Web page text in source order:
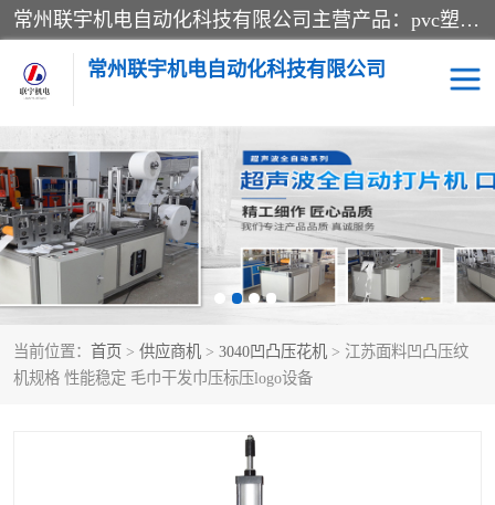
常州联宇机电自动化科技有限公司主营产品：pvc塑料焊机、高频热合机、软膜天花压边机、服装布料凹凸压花机、布料3d压印设备、服装植胶设备、超声波布料花边机、无纺布热合机、全自动压花机。
常州联宇机电自动化科技有限公司
当前位置： 首页 > 供应商机 > 3040凹凸压花机 > 江苏面料凹凸压纹
机规格 性能稳定 毛巾干发巾压标压logo设备
压花定型机以及压花模具 超声波热合机
高频热合机 超声波花边机
超声波复合压花机 凹凸压花机压标机
3040凹凸压花机 双头服装凹凸压花机